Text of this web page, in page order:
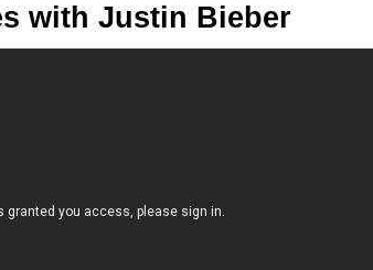
with Justin Bieber